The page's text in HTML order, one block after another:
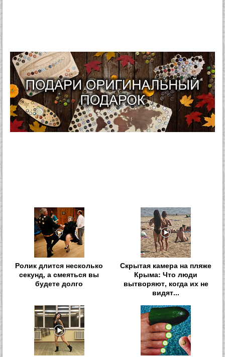
Ролик длится несколько
секунд, а смеяться вы
будете долго
Скрытая камера на пляже
Крыма: Что люди
вытворяют, когда их не
видят...